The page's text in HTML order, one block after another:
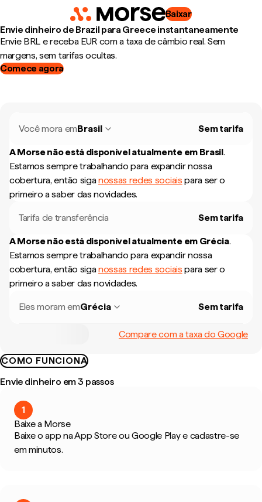
Baixar
Envie dinheiro de Brazil para Greece instantaneamente
Envie BRL e receba EUR com a taxa de câmbio real. Sem
margens, sem tarifas ocultas.
Comece agora
Você mora emBrasil Sem tarifa
A Morse não está disponível atualmente em Brasil.
Estamos sempre trabalhando para expandir nossa
cobertura, então siganossas redes sociais para ser o
primeiro a saber das novidades.
Tarifa de transferência Sem tarifa
A Morse não está disponível atualmente em Grécia.
Estamos sempre trabalhando para expandir nossa
cobertura, então siganossas redes sociais para ser o
primeiro a saber das novidades.
Eles moram emGrécia Sem tarifa
Compare com a taxa do Google
COMO FUNCIONA
Envie dinheiro em 3 passos
1
Baixe a Morse
Baixe o app na App Store ou Google Play e cadastre-se
em minutos.